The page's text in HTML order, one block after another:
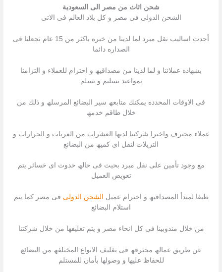
شحن اثاث من مصر الى السعودية
الشحن الدولى فى مصر و كل بلاد العالم فى الاتى
أحدث اسالیب نقل مبرد لما لدینا من خبره باكثر من 15 عام تجعلنا فى
الصداره دائما
بشھاده عملائنا و لما لدینا من مصداقیھ و احترام للعملاء و التزامنا
بمواعید تسلیم و تسلم
فى الاوقات المحدده یمكنك متابعھ سیر البضائع المرسلھ و ذلك من
خلال طاقم خدمھ
عملاء محترف واخیرا شركتنا لدیھا العشرات من العربات و الجرارات و
التریلات لنقل اى كمیھ من البضائع
مع وجود تأمین على نقل مبرد بحیث فى حالھ حدوث اى خسائر یتم
تعویض العمیل
طبقا لمبدأ المصداقیھ و احترام عمیل الشحن الدولى فى مصر كما یتم
استلام البضائع
من خلال مندوبینا فى كل انحاء مصر و یتم تغلیفھا من خلال شركتنا
عن طریق عمالھ محترفھ فى تغلیف الانواع المختلفھ من البضائع
للحفاظ علیھا و وصولھا بأمان للمستلم